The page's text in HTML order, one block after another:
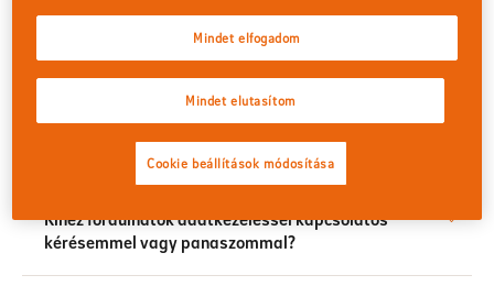
változásokra számíthatok 2018. május 25. napjától
az Általános adatvédelmi rendelet szerint?
Milyen jogaim vannak 2018. május 25. napjától az
Általános adatvédelmi rendelet szerint a rólam
kezelt személyes adatokkal kapcsolatban?
Kihez fordulhatok adatkezeléssel kapcsolatos
kérésemmel vagy panaszommal?
Mindet elutasítom
Mindet elfogadom
Cookie beállítások módosítása